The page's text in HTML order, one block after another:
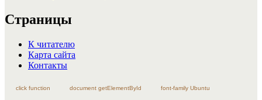
Страницы
К читателю
Карта сайта
Контакты
click function document getElementById font-family Ubuntu